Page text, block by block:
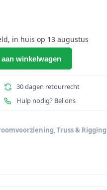
in huis op 13 augustus
aan winkelwagen
30 dagen retourrecht
Hulp nodig? Bel ons
,Truss & Rigging